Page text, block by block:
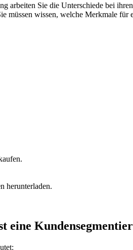
arbeiten Sie die Unterschiede bei
müssen wissen, welche Merkmale
herunterladen.
eine